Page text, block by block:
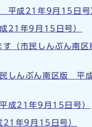
平成21年9月15日号
21年9月15日号）
す（市民しんぶん南
民しんぶん南区版 平
成21年9月15日号）
21年9月15日号）